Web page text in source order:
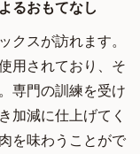
るおもてなし
クスが訪れます。
用されており、そ
専門の訓練を受け
加減に仕上げてく
を味わうことがで